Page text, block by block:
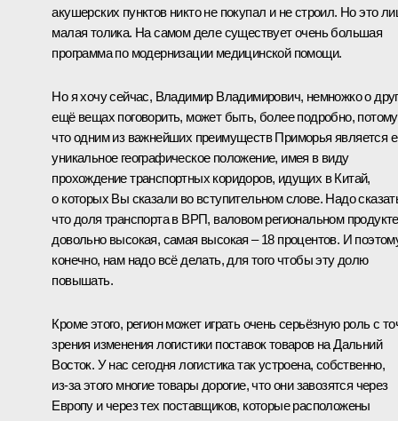
акушерских пунктов никто не покупал и не строил. Но это
малая толика. На самом деле существует очень большая
программа по модернизации медицинской помощи.
Но я хочу сейчас, Владимир Владимирович, немножко о
ещё вещах поговорить, может быть, более подробно, потому
что одним из важнейших преимуществ Приморья является
уникальное географическое положение, имея в виду
прохождение транспортных коридоров, идущих в Китай,
о которых Вы сказали во вступительном слове. Надо
что доля транспорта в ВРП, валовом региональном
довольно высокая, самая высокая – 18 процентов. И
конечно, нам надо всё делать, для того чтобы эту долю
повышать.
Кроме этого, регион может играть очень серьёзную роль с
зрения изменения логистики поставок товаров на Дальний
Восток. У нас сегодня логистика так устроена, собственно,
из‑за этого многие товары дорогие, что они завозятся через
Европу и через тех поставщиков, которые расположены